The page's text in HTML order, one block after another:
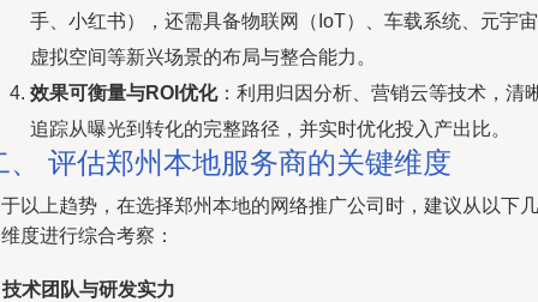
手、小红书），还需具备物联网（IoT）、车载系统、元宇宙
虚拟空间等新兴场景的布局与整合能力。
效果可衡量与ROI优化：利用归因分析、营销云等技术，清
追踪从曝光到转化的完整路径，并实时优化投入产出比。
、 评估郑州本地服务商的关键维度
以上趋势，在选择郑州本地的网络推广公司时，建议从以下几
度进行综合考察：
术团队与研发实力